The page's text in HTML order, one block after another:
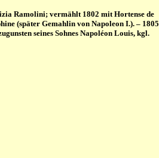
Ramolini; vermählt 1802 mit Hortense de
(später Gemahlin von Napoleon I.). – 1805
seines Sohnes Napoléon Louis, kgl.